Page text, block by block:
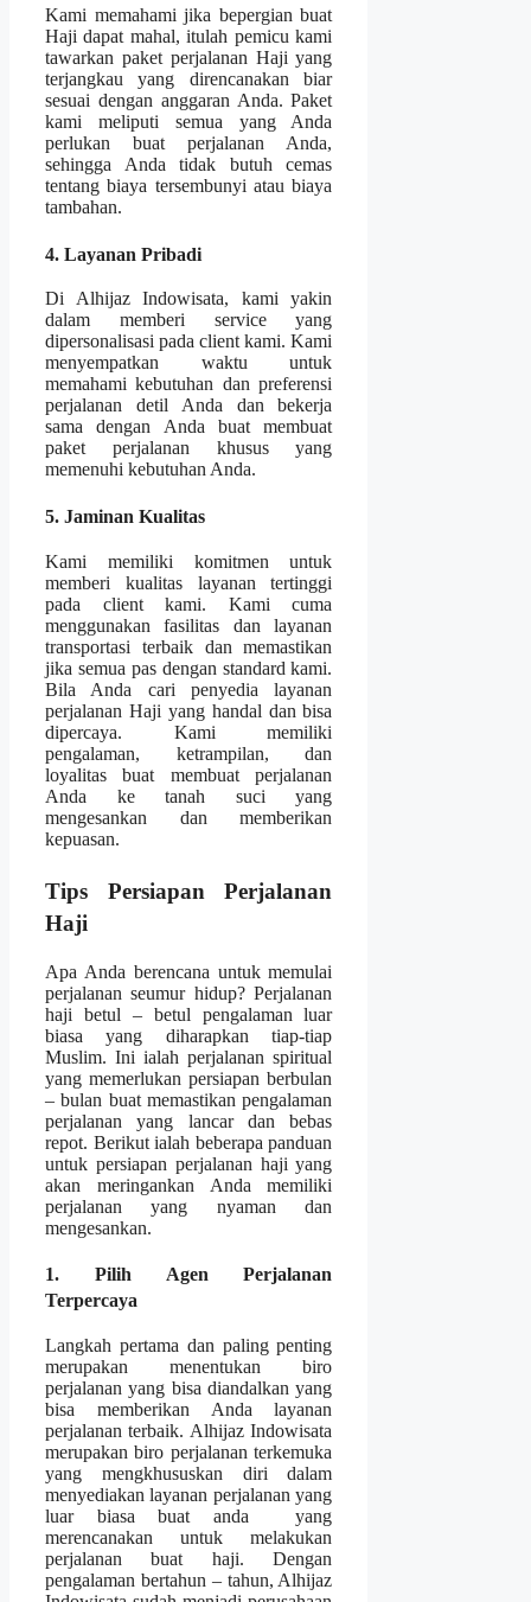
Kami memahami jika bepergian buat
Haji dapat mahal, itulah pemicu kami
tawarkan paket perjalanan Haji yang
terjangkau yang direncanakan biar
sesuai dengan anggaran Anda. Paket
kami meliputi semua yang Anda
perlukan buat perjalanan Anda,
sehingga Anda tidak butuh cemas
tentang biaya tersembunyi atau biaya
tambahan.
4. Layanan Pribadi
Di Alhijaz Indowisata, kami yakin
dalam memberi service yang
dipersonalisasi pada client kami. Kami
menyempatkan waktu untuk
memahami kebutuhan dan preferensi
perjalanan detil Anda dan bekerja
sama dengan Anda buat membuat
paket perjalanan khusus yang
memenuhi kebutuhan Anda.
5. Jaminan Kualitas
Kami memiliki komitmen untuk
memberi kualitas layanan tertinggi
pada client kami. Kami cuma
menggunakan fasilitas dan layanan
transportasi terbaik dan memastikan
jika semua pas dengan standard kami.
Bila Anda cari penyedia layanan
perjalanan Haji yang handal dan bisa
dipercaya. Kami memiliki
pengalaman, ketrampilan, dan
loyalitas buat membuat perjalanan
Anda ke tanah suci yang
mengesankan dan memberikan
kepuasan.
Tips Persiapan Perjalanan
Haji
Apa Anda berencana untuk memulai
perjalanan seumur hidup? Perjalanan
haji betul – betul pengalaman luar
biasa yang diharapkan tiap-tiap
Muslim. Ini ialah perjalanan spiritual
yang memerlukan persiapan berbulan
– bulan buat memastikan pengalaman
perjalanan yang lancar dan bebas
repot. Berikut ialah beberapa panduan
untuk persiapan perjalanan haji yang
akan meringankan Anda memiliki
perjalanan yang nyaman dan
mengesankan.
1. Pilih Agen Perjalanan
Terpercaya
Langkah pertama dan paling penting
merupakan menentukan biro
perjalanan yang bisa diandalkan yang
bisa memberikan Anda layanan
perjalanan terbaik. Alhijaz Indowisata
merupakan biro perjalanan terkemuka
yang mengkhususkan diri dalam
menyediakan layanan perjalanan yang
luar biasa buat anda yang
merencanakan untuk melakukan
perjalanan buat haji. Dengan
pengalaman bertahun – tahun, Alhijaz